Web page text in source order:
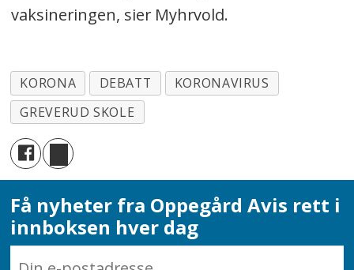
vaksineringen, sier Myhrvold.
KORONA DEBATT
KORONAVIRUS
GREVERUD SKOLE
Få nyheter fra Oppegård Avis rett i
innboksen hver dag